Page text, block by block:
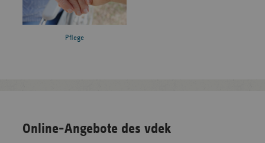
Pflege
Online-Angebote des vdek